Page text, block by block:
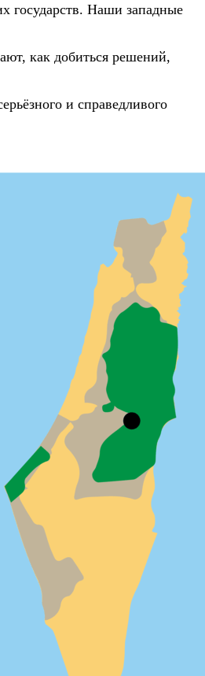
государств. Наши западные
как добиться решений,
и справедливого